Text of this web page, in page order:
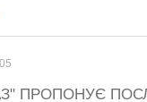
ПРОПОНУЄ